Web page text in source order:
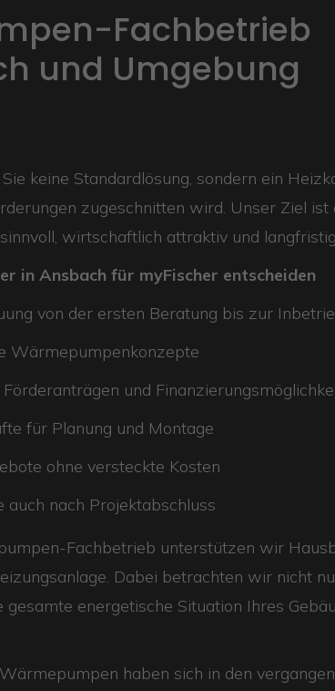
Fachbetrieb
und Umgebung
keine Standardlösung, sondern ein
zugeschnitten wird. Unser Ziel
wirtschaftlich attraktiv und
in Ansbach für myFischer entscheiden
von der ersten Beratung bis zur
Wärmepumpenkonzepte
und
für Planung und Montage
ohne versteckte Kosten
auch nach Projektabschluss
Fachbetrieb unterstützen wir
Dabei betrachten wir nicht
gesamte energetische Situation Ihres
haben sich in den